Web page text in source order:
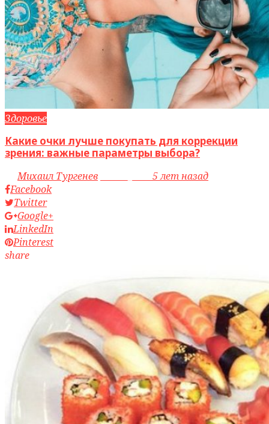
Здоровье
Какие очки лучше покупать для коррекции
зрения: важные параметры выбора?
byМихаил Тургенев
5 лет назад
Facebook
Twitter
Google+
LinkedIn
Pinterest
share